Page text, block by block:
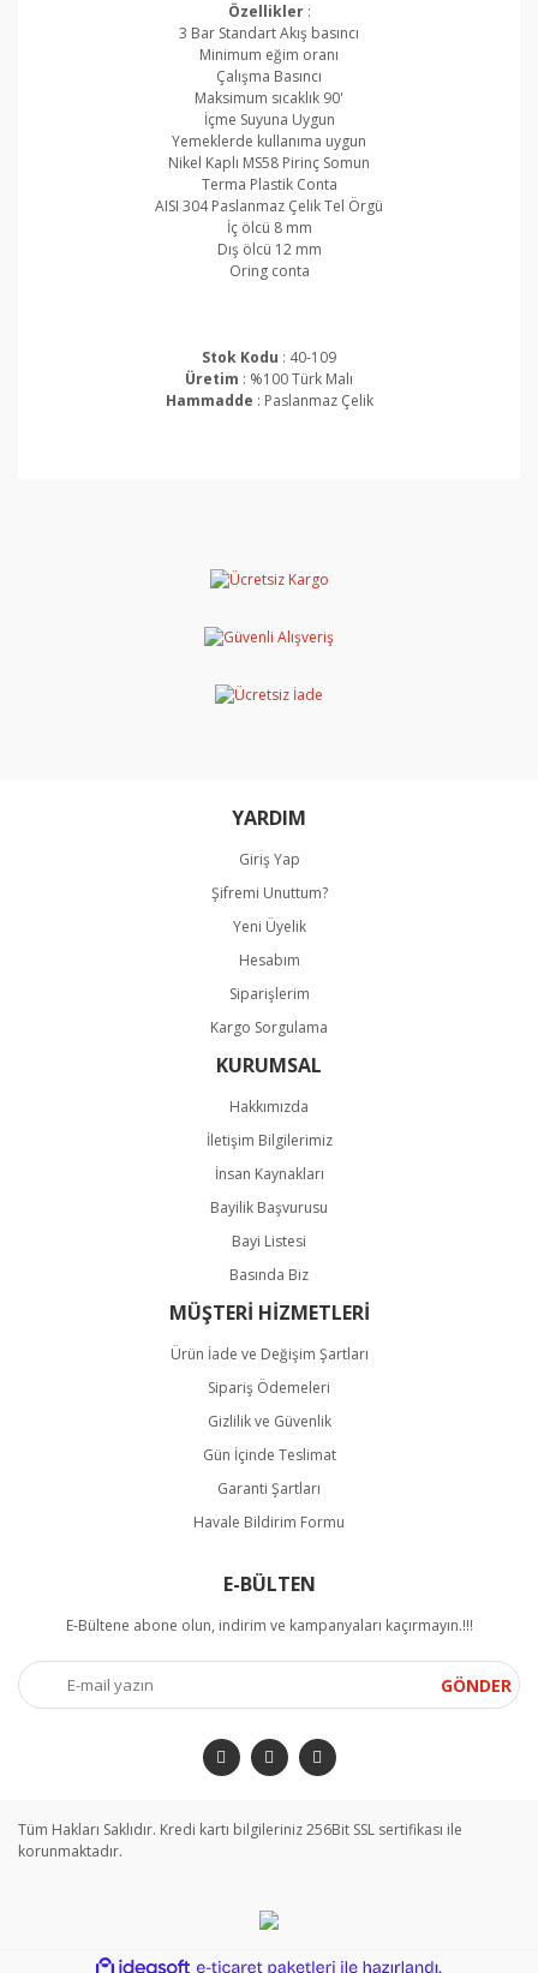
Özellikler :
3 Bar Standart Akış basıncı
Minimum eğim oranı
Çalışma Basıncı
Maksimum sıcaklık 90'
İçme Suyuna Uygun
Yemeklerde kullanıma uygun
Nikel Kaplı MS58 Pirinç Somun
Terma Plastik Conta
AISI 304 Paslanmaz Çelik Tel Örgü
İç ölcü 8 mm
Dış ölcü 12 mm
Oring conta
Stok Kodu : 40-109
Üretim : %100 Türk Malı
Hammadde : Paslanmaz Çelik
Yorum Yaz
Ürün açıklamasında eksik bilgiler bulunuyor.
Gönder
YARDIM
Giriş Yap
Şifremi Unuttum?
Yeni Üyelik
Hesabım
Siparişlerim
Kargo Sorgulama
KURUMSAL
Hakkımızda
İletişim Bilgilerimiz
İnsan Kaynakları
Bayilik Başvurusu
Bayi Listesi
Basında Biz
MÜŞTERİ HİZMETLERİ
Ürün İade ve Değişim Şartları
Sipariş Ödemeleri
Gizlilik ve Güvenlik
Gün İçinde Teslimat
Garanti Şartları
Havale Bildirim Formu
E-BÜLTEN
E-Bültene abone olun, indirim ve kampanyaları kaçırmayın.!!!
GÖNDER
Tüm Hakları Saklıdır. Kredi kartı bilgileriniz 256Bit SSL sertifikası ile
korunmaktadır.
ideasoft e-